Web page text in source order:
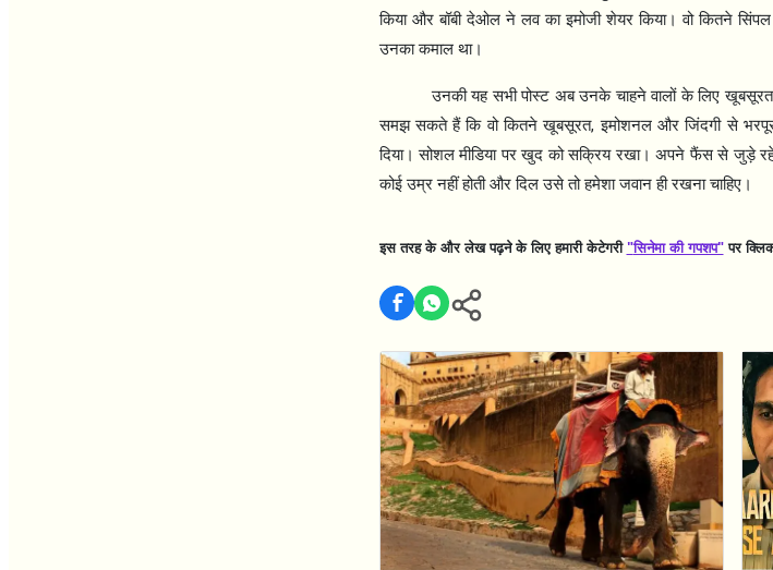
किया और बॉबी देओल ने लव का इमोजी शेयर किया। वो कितने
उनका कमाल था।
उनकी यह सभी पोस्ट अब उनके चाहने वालों के लिए
समझ सकते हैं कि वो कितने खूबसूरत,इमोशनल और जिंदगी से
दिया। सोशल मीडिया पर खुद को सक्रिय रखा। अपने फैंस से जुड़े
कोई उम्र नहीं होती और दिल उसे तो हमेशा जवान ही रखना चाहिए।
इस तरह के और लेख पढ़ने के लिए हमारी केटेगरी "सिनेमा की गपशप" पर